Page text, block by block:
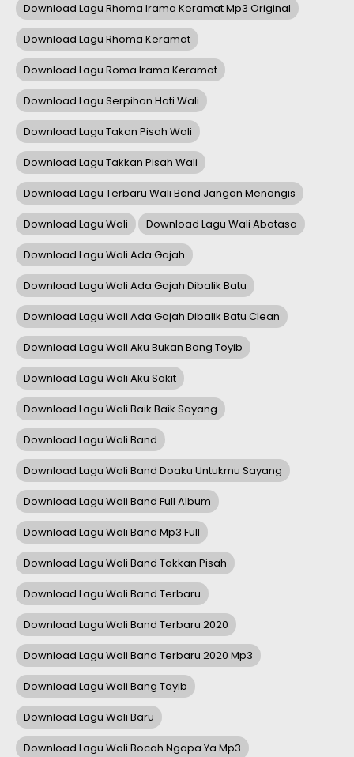
Download Lagu Rhoma Irama Keramat Mp3 Original
Download Lagu Rhoma Keramat
Download Lagu Roma Irama Keramat
Download Lagu Serpihan Hati Wali
Download Lagu Takan Pisah Wali
Download Lagu Takkan Pisah Wali
Download Lagu Terbaru Wali Band Jangan Menangis
Download Lagu Wali Download Lagu Wali Abatasa
Download Lagu Wali Ada Gajah
Download Lagu Wali Ada Gajah Dibalik Batu
Download Lagu Wali Ada Gajah Dibalik Batu Clean
Download Lagu Wali Aku Bukan Bang Toyib
Download Lagu Wali Aku Sakit
Download Lagu Wali Baik Baik Sayang
Download Lagu Wali Band
Download Lagu Wali Band Doaku Untukmu Sayang
Download Lagu Wali Band Full Album
Download Lagu Wali Band Mp3 Full
Download Lagu Wali Band Takkan Pisah
Download Lagu Wali Band Terbaru
Download Lagu Wali Band Terbaru 2020
Download Lagu Wali Band Terbaru 2020 Mp3
Download Lagu Wali Bang Toyib
Download Lagu Wali Baru
Download Lagu Wali Bocah Ngapa Ya Mp3